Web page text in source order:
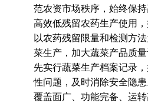
范农资市场秩序，始终保
高效低残留农药生产使用
以农药残留限量和检测方
菜生产，加大蔬菜产品质
先实行蔬菜生产档案记录
性问题，及时消除安全隐
覆盖面广、功能完备、运